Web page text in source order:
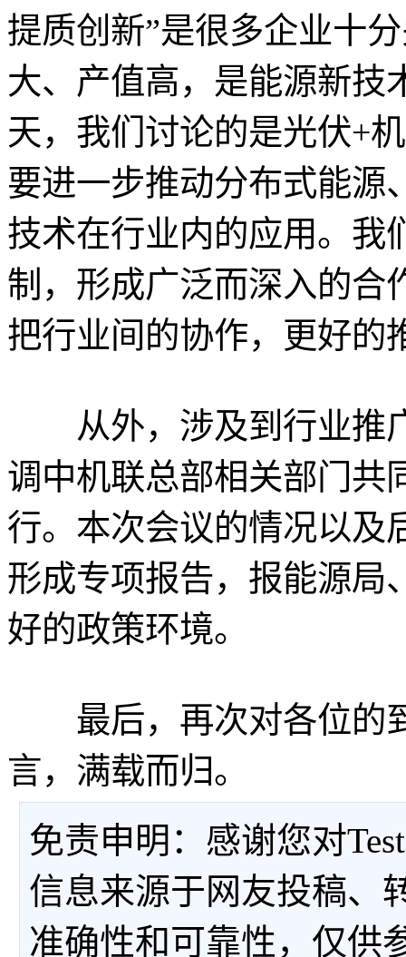
提质创新”是很多企业十
大、产值高，是能源新技
天，我们讨论的是光伏+
要进一步推动分布式能源
技术在行业内的应用。我
制，形成广泛而深入的合
把行业间的协作，更好的
从外，涉及到行业推
调中机联总部相关部门共
行。本次会议的情况以及
形成专项报告，报能源局
好的政策环境。
最后，再次对各位的
言，满载而归。
免责申明：感谢您对
信息来源于网友投稿、
准确性和可靠性，仅供